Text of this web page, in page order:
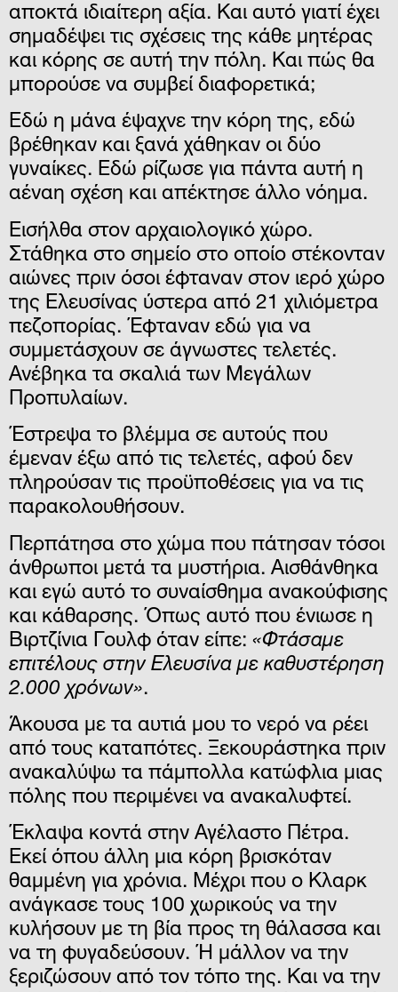
αποκτά ιδιαίτερη αξία. Και αυτό γιατί έχει
σημαδέψει τις σχέσεις της κάθε μητέρας
και κόρης σε αυτή την πόλη. Και πώς θα
μπορούσε να συμβεί διαφορετικά;
Εδώ η μάνα έψαχνε την κόρη της, εδώ
βρέθηκαν και ξανά χάθηκαν οι δύο
γυναίκες. Εδώ ρίζωσε για πάντα αυτή η
αέναη σχέση και απέκτησε άλλο νόημα.
Εισήλθα στον αρχαιολογικό χώρο.
Στάθηκα στο σημείο στο οποίο στέκονταν
αιώνες πριν όσοι έφταναν στον ιερό χώρο
της Ελευσίνας ύστερα από 21 χιλιόμετρα
πεζοπορίας. Έφταναν εδώ για να
συμμετάσχουν σε άγνωστες τελετές.
Ανέβηκα τα σκαλιά των Μεγάλων
Προπυλαίων.
Έστρεψα το βλέμμα σε αυτούς που
έμεναν έξω από τις τελετές, αφού δεν
πληρούσαν τις προϋποθέσεις για να τις
παρακολουθήσουν.
Περπάτησα στο χώμα που πάτησαν τόσοι
άνθρωποι μετά τα μυστήρια. Αισθάνθηκα
και εγώ αυτό το συναίσθημα ανακούφισης
και κάθαρσης. Όπως αυτό που ένιωσε η
Βιρτζίνια Γουλφ όταν είπε: «Φτάσαμε
επιτέλους στην Ελευσίνα με καθυστέρηση
2.000 χρόνων».
Άκουσα με τα αυτιά μου το νερό να ρέει
από τους καταπότες. Ξεκουράστηκα πριν
ανακαλύψω τα πάμπολλα κατώφλια μιας
πόλης που περιμένει να ανακαλυφτεί.
Έκλαψα κοντά στην Αγέλαστο Πέτρα.
Εκεί όπου άλλη μια κόρη βρισκόταν
θαμμένη για χρόνια. Μέχρι που ο Κλαρκ
ανάγκασε τους 100 χωρικούς να την
κυλήσουν με τη βία προς τη θάλασσα και
να τη φυγαδεύσουν. Ή μάλλον να την
ξεριζώσουν από τον τόπο της. Και να την